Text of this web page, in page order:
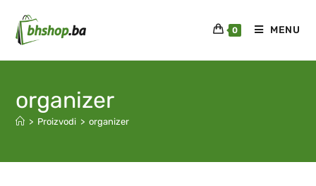
0 MENU
organizer
> Proizvodi > organizer